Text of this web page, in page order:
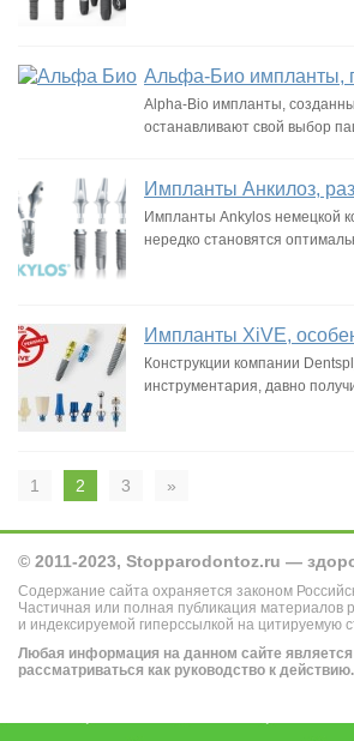
Альфа-Био импланты,
Alpha-Bio импланты,
останавливают свой выбор
Импланты Анкилоз,
Импланты Ankylos немецкой
нередко становятся
Импланты XiVE,
Конструкции компании
инструментария, давно
1 2 3 »
© 2011-2023, Stopparodontoz.ru —
Содержание сайта охраняется законом
Частичная или полная публикация материалов
и индексируемой гиперссылкой на цитируемую
Любая информация на данном сайте
рассматриваться как руководство к